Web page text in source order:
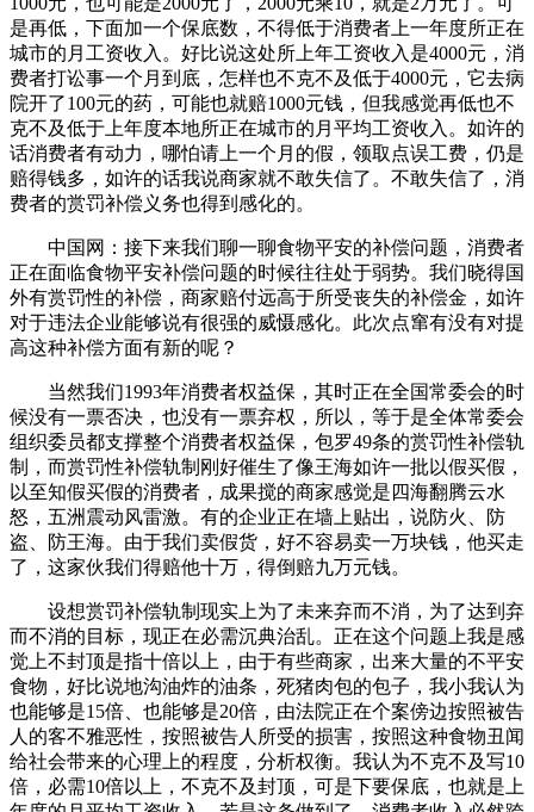
是再低，下面加一个保底数，不得低于消费者上一年度所正在
城市的月工资收入。好比说这处所上年工资收入是4000元，消
费者打讼事一个月到底，怎样也不克不及低于4000元，它去病
院开了100元的药，可能也就赔1000元钱，但我感觉再低也不
克不及低于上年度本地所正在城市的月平均工资收入。如许的
话消费者有动力，哪怕请上一个月的假，领取点误工费，仍是
赔得钱多，如许的话我说商家就不敢失信了。不敢失信了，消
费者的赏罚补偿义务也得到感化的。
中国网：接下来我们聊一聊食物平安的补偿问题，消费者
正在面临食物平安补偿问题的时候往往处于弱势。我们晓得国
外有赏罚性的补偿，商家赔付远高于所受丧失的补偿金，如许
对于违法企业能够说有很强的威慑感化。此次点窜有没有对提
高这种补偿方面有新的呢？
当然我们1993年消费者权益保，其时正在全国常委会的时
候没有一票否决，也没有一票弃权，所以，等于是全体常委会
组织委员都支撑整个消费者权益保，包罗49条的赏罚性补偿轨
制，而赏罚性补偿轨制刚好催生了像王海如许一批以假买假，
以至知假买假的消费者，成果搅的商家感觉是四海翻腾云水
怒，五洲震动风雷激。有的企业正在墙上贴出，说防火、防
盗、防王海。由于我们卖假货，好不容易卖一万块钱，他买走
了，这家伙我们得赔他十万，得倒赔九万元钱。
设想赏罚补偿轨制现实上为了未来弃而不消，为了达到弃
而不消的目标，现正在必需沉典治乱。正在这个问题上我是感
觉上不封顶是指十倍以上，由于有些商家，出来大量的不平安
食物，好比说地沟油炸的油条，死猪肉包的包子，我小我认为
也能够是15倍、也能够是20倍，由法院正在个案傍边按照被告
人的客不雅恶性，按照被告人所受的损害，按照这种食物丑闻
给社会带来的心理上的程度，分析权衡。我认为不克不及写10
倍，必需10倍以上，不克不及封顶，可是下要保底，也就是上